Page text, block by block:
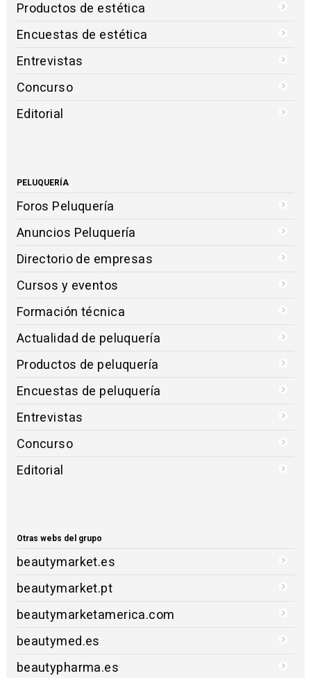
Productos de estética
Encuestas de estética
Entrevistas
Concurso
Editorial
PELUQUERÍA
Foros Peluquería
Anuncios Peluquería
Directorio de empresas
Cursos y eventos
Formación técnica
Actualidad de peluquería
Productos de peluquería
Encuestas de peluquería
Entrevistas
Concurso
Editorial
Otras webs del grupo
beautymarket.es
beautymarket.pt
beautymarketamerica.com
beautymed.es
beautypharma.es